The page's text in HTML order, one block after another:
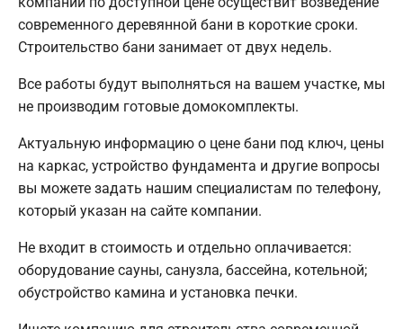
современного деревянной бани в короткие сроки.
Строительство бани занимает от двух недель.
Все работы будут выполняться на вашем участке, мы
не производим готовые домокомплекты.
Актуальную информацию о цене бани под ключ, цены
на каркас, устройство фундамента и другие вопросы
вы можете задать нашим специалистам по телефону,
который указан на сайте компании.
Не входит в стоимость и отдельно оплачивается:
оборудование сауны, санузла, бассейна, котельной;
обустройство камина и установка печки.